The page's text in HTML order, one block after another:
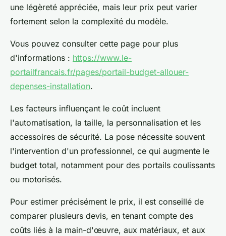
une légèreté appréciée, mais leur prix peut varier
fortement selon la complexité du modèle.
Vous pouvez consulter cette page pour plus
d'informations : https://www.le-
portailfrancais.fr/pages/portail-budget-allouer-
depenses-installation.
Les facteurs influençant le coût incluent
l'automatisation, la taille, la personnalisation et les
accessoires de sécurité. La pose nécessite souvent
l'intervention d'un professionnel, ce qui augmente le
budget total, notamment pour des portails coulissants
ou motorisés.
Pour estimer précisément le prix, il est conseillé de
comparer plusieurs devis, en tenant compte des
coûts liés à la main-d'œuvre, aux matériaux, et aux